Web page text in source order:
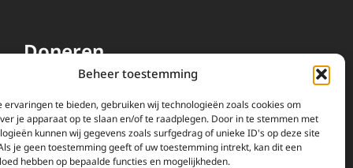
Beheer toestemming
ervaringen te bieden, gebruiken wij technologieën zoals cookies om
je apparaat op te slaan en/of te raadplegen. Door in te stemmen met
kunnen wij gegevens zoals surfgedrag of unieke ID's op deze site
je geen toestemming geeft of uw toestemming intrekt, kan dit een
hebben op bepaalde functies en mogelijkheden.
Doneren
EWTN wordt uitsluitend
gefinancierd door uw donaties.
Wij ontvangen bewust geen
advertentie-inkomsten of
kerkelijke financiele